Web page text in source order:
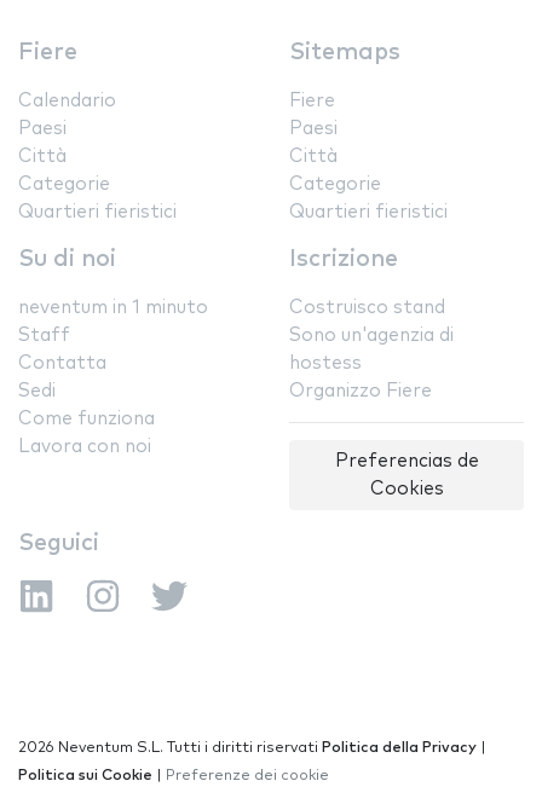
Fiere
Calendario
Paesi
Città
Categorie
Quartieri fieristici
Sitemaps
Fiere
Paesi
Città
Categorie
Quartieri fieristici
Su di noi
neventum in 1 minuto
Staff
Contatta
Sedi
Come funziona
Lavora con noi
Iscrizione
Costruisco stand
Sono un'agenzia di
hostess
Organizzo Fiere
Preferencias de
Cookies
Seguici
2026 Neventum S.L. Tutti i diritti riservati Politica della Privacy
Politica sui Cookie
Preferenze dei cookie